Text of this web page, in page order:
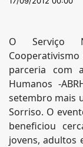
O Serviço
parceria com
Humanos -
setembro mais
Sorriso. O
beneficiou
jovens, adultos